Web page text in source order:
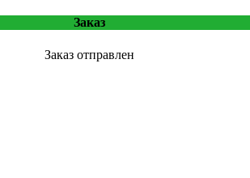
Заказ
Заказ отправлен